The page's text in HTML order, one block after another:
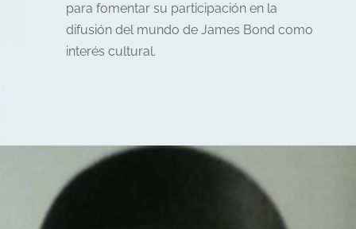
para fomentar su participación en la
difusión del mundo de James Bond como
interés cultural.